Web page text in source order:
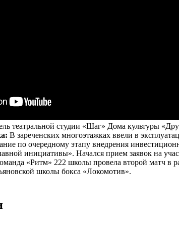
театральной студии «Шаг» Дома культуры
В зареченских многоэтажках ввели в
по очередному этапу внедрения
инициативы». Начался прием заявок на
«Ритм» 222 школы провела второй матч в
школы бокса «Локомотив».